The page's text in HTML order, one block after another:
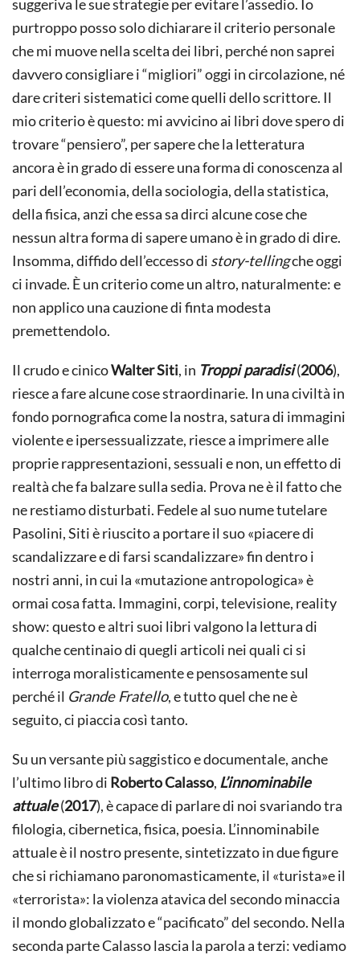
suggeriva le sue strategie per evitare l’assedio. Io
purtroppo posso solo dichiarare il criterio personale
che mi muove nella scelta dei libri, perché non saprei
davvero consigliare i “migliori” oggi in circolazione, né
dare criteri sistematici come quelli dello scrittore. Il
mio criterio è questo: mi avvicino ai libri dove spero di
trovare “pensiero”, per sapere che la letteratura
ancora è in grado di essere una forma di conoscenza al
pari dell’economia, della sociologia, della statistica,
della fisica, anzi che essa sa dirci alcune cose che
nessun altra forma di sapere umano è in grado di dire.
Insomma, diffido dell’eccesso di story-tellingche oggi
ci invade. È un criterio come un altro, naturalmente: e
non applico una cauzione di finta modesta
premettendolo.
Il crudo e cinicoWalter Siti, in Troppi paradisi(2006),
riesce a fare alcune cose straordinarie. In una civiltà in
fondo pornografica come la nostra, satura di immagini
violente e ipersessualizzate, riesce a imprimere alle
proprie rappresentazioni, sessuali e non, un effetto di
realtà che fa balzare sulla sedia. Prova ne è il fatto che
ne restiamo disturbati. Fedele al suo nume tutelare
Pasolini, Siti è riuscito a portare il suo «piacere di
scandalizzare e di farsi scandalizzare» fin dentro i
nostri anni, in cui la «mutazione antropologica» è
ormai cosa fatta. Immagini, corpi, televisione, reality
show: questo e altri suoi libri valgono la lettura di
qualche centinaio di quegli articoli nei quali ci si
interroga moralisticamente e pensosamente sul
perché il Grande Fratello, e tutto quel che ne è
seguito, ci piaccia così tanto.
Su un versante più saggistico e documentale, anche
l’ultimo libro di Roberto Calasso, L’innominabile
attuale(2017), è capace di parlare di noi svariando tra
filologia, cibernetica, fisica, poesia. L’innominabile
attuale è il nostro presente, sintetizzato in due figure
che si richiamano paronomasticamente, il «turista»e il
«terrorista»: la violenza atavica del secondo minaccia
il mondo globalizzato e “pacificato” del secondo. Nella
seconda parte Calasso lascia la parola a terzi: vediamo